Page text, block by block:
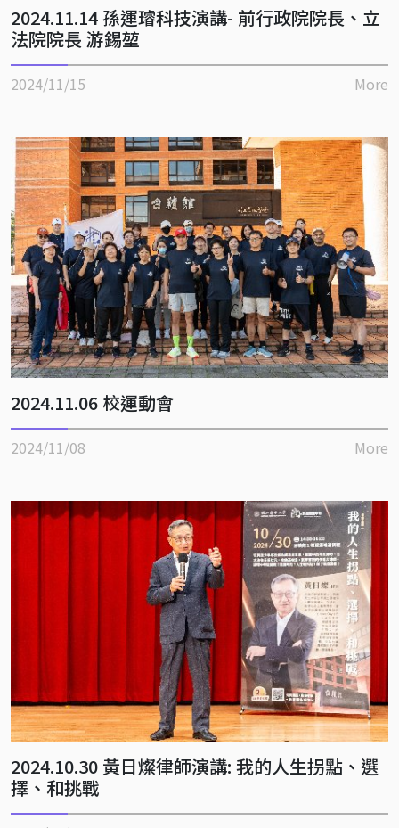
2024.11.14 孫運璿科技演講- 前行政院院長、立
法院院長 游錫堃
2024/11/15 More
2024.11.06 校運動會
2024/11/08 More
2024.10.30 黃日燦律師演講: 我的人生拐點、選
擇、和挑戰